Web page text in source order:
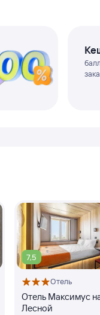
7,5
Отель
Отель Максимус
Лесной